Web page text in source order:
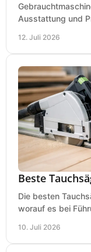
Ausstattung und
12. Juli 2026
Beste
Die besten
worauf es bei
10. Juli 2026